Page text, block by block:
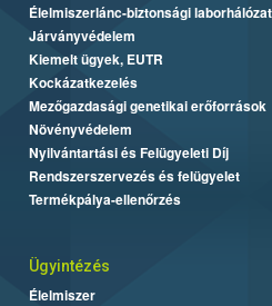
Élelmiszerlánc-biztonsági laborhálózat
Járványvédelem
Kiemelt ügyek, EUTR
Kockázatkezelés
Mezőgazdasági genetikai erőforrások
Növényvédelem
Nyilvántartási és Felügyeleti Díj
Rendszerszervezés és felügyelet
Termékpálya-ellenőrzés
Ügyintézés
Élelmiszer